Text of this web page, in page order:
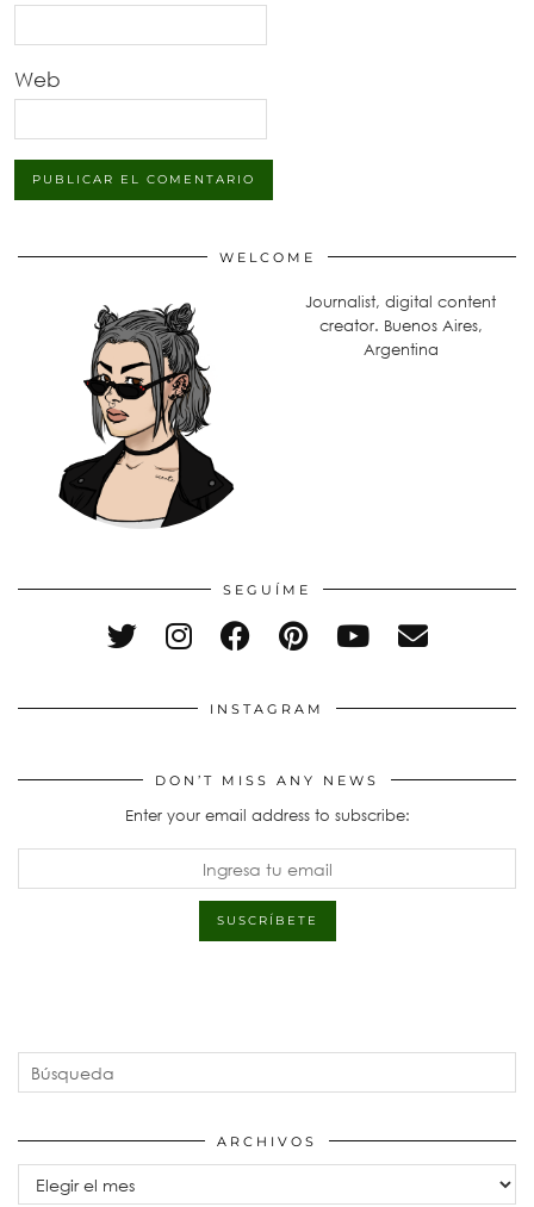
Web
WELCOME
Journalist, digital content
creator. Buenos Aires,
Argentina
SEGUÍME
INSTAGRAM
DON’T MISS ANY NEWS
Enter your email address to subscribe:
ARCHIVOS